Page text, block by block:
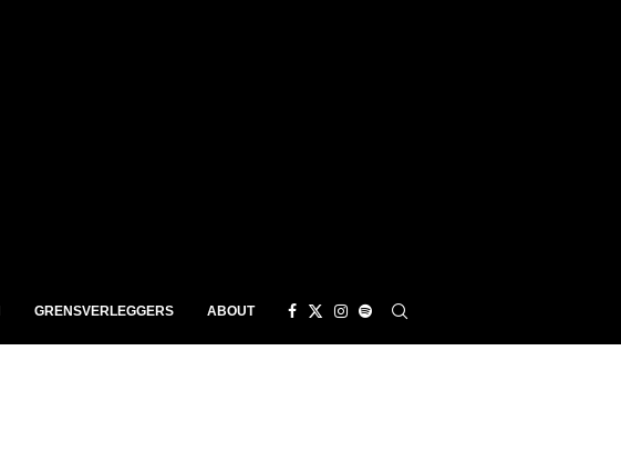
GRENSVERLEGGERS ABOUT